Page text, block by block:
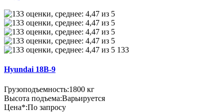
133
Hyundai 18B-9
Грузоподъемность:1800 кг
Высота подъема:Варьируется
Цена*:По запросу